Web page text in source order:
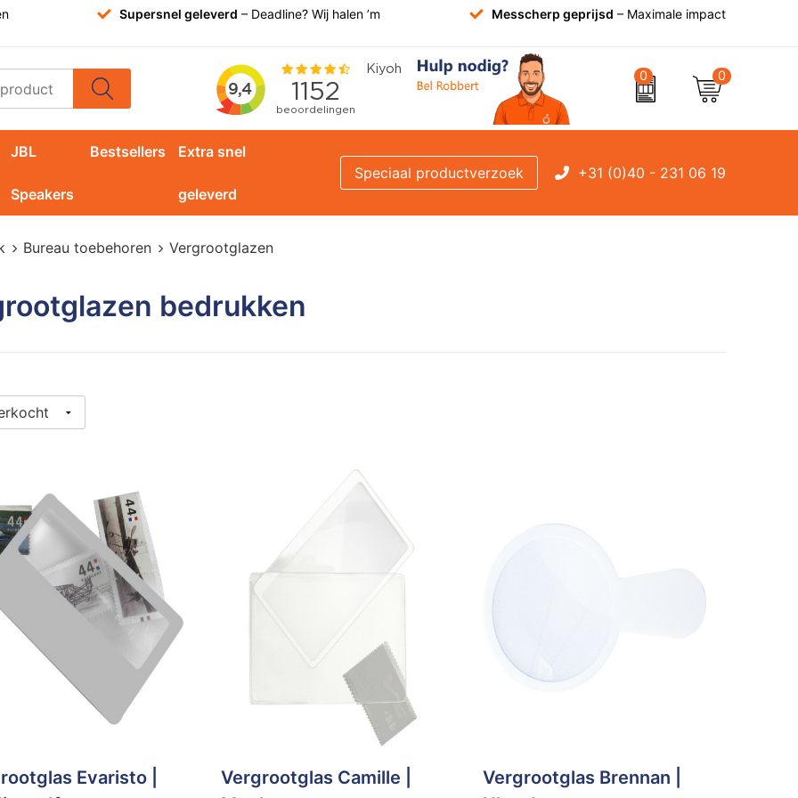
Supersnel geleverd – Deadline? Wij halen ’m Messcherp geprijsd – Maximale impact
0 0
JBL
Speakers
Bestsellers Extra snel
geleverd
Speciaal productverzoek +31 (0)40 - 231 06 19
Bureau toebehoren Vergrootglazen
bedrukken
Evaristo |
Vergrootglas Camille |
Vergrootglas Brennan |